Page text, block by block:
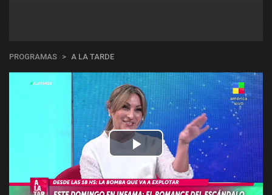
PROGRAMAS A LA TARDE
Play
Video